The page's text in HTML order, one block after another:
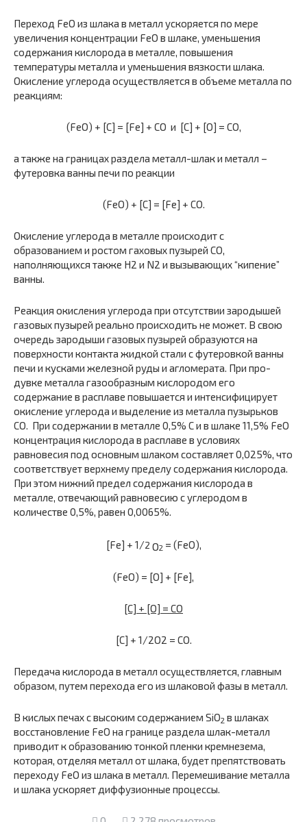
Переход FеО из шлака в металл ускоряется по мере
увеличения концентрации FеО в шлаке, уменьшения
содержания кислорода в металле, повышения
температуры металла и уменьшения вязкости шлака.
Окисление углерода осуществляется в объеме металла по
ре­акциям:
(FеО) + [С] = [Fе] + СО и [С] + [О] = СО,
а также на границах раздела металл-шлак и металл –
футеровка ванны печи по реакции
(FеО) + [С] = [Fе] + СО.
Окисление углерода в металле происходит с
образованием и ростом гаховых пузырей СО,
наполняющихся также Н2 и N2 и вызывающих “кипение”
ванны.
Реакция окисления углерода при отсутствии зародышей
газовых пу­зырей реально происходить не может. В свою
очередь зародыши газо­вых пузырей образуются на
поверхности контакта жидкой стали с фу­теровкой ванны
печи и кусками железной руды и агломерата. При про­
дувке металла газообразным кислородом его
содержание в расплаве повышается и интенсифицирует
окисление углерода и выделение из металла пузырьков
СО. При содержании в металле 0,5% С и в шлаке 11,5% FеО
концентрация кислорода в рас­плаве в условиях
равновесия под основным шлаком составляет 0,025%, что
соответствует верхнему пределу содержания кислорода.
При этом нижний предел содержания кислорода в
металле, отвечающий равно­весию с углеродом в
количестве 0,5%, равен 0,0065%.
[Fе] + 1/2 O2 = (FеО),
(FеО) = [О] + [Fе],
[С] + [О] = СО
[С] + 1/2O2 = CO.
Передача кислорода в металл осуществляется, главным
образом, путем перехода его из шлаковой фазы в металл.
В кислых печах с высоким содержанием SiO2 в шлаках
восстанов­ление FеО на границе раздела шлак-металл
приводит к образованию тонкой пленки кремнезема,
которая, отделяя металл от шлака, будет препятствовать
переходу FеО из шлака в металл. Перемешивание металла
и шлака ускоряет диффузионные процессы.